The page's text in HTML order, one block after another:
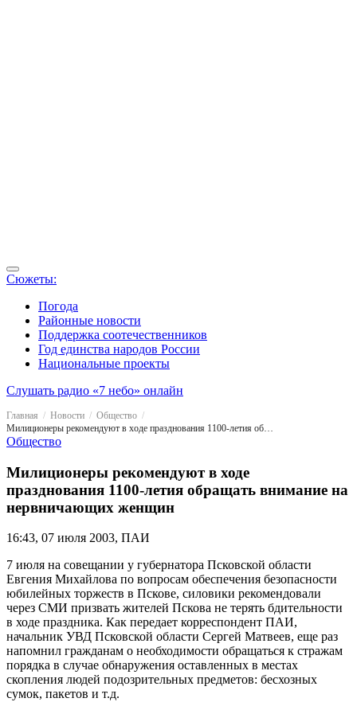
Сюжеты:
Погода
Районные новости
Поддержка соотечественников
Год единства народов России
Национальные проекты
Слушать радио «7 небо» онлайн
Главная Новости
Общество
Милиционеры рекомендуют в ходе празднования 1100-летия обращать внимание на нервничающих женщин
Общество
Милиционеры рекомендуют в ходе
празднования 1100-летия обращать внимание на
нервничающих женщин
16:43, 07 июля 2003, ПАИ
7 июля на совещании у губернатора Псковской области
Евгения Михайлова по вопросам обеспечения безопасности
юбилейных торжеств в Пскове, силовики рекомендовали
через СМИ призвать жителей Пскова не терять бдительности
в ходе праздника. Как передает корреспондент ПАИ,
начальник УВД Псковской области Сергей Матвеев, еще раз
напомнил гражданам о необходимости обращаться к стражам
порядка в случае обнаружения оставленных в местах
скопления людей подозрительных предметов: бесхозных
сумок, пакетов и т.д.